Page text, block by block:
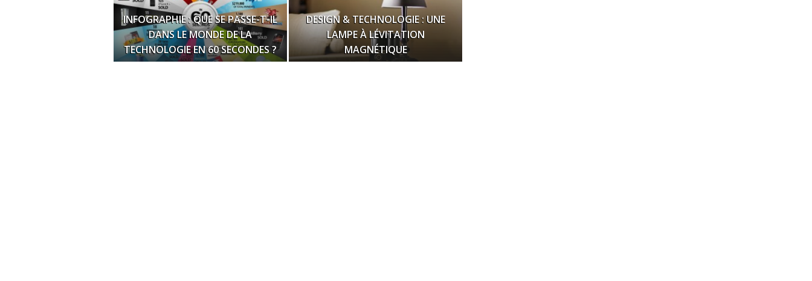
INFOGRAPHIE : QUE SE PASSE-T-IL
DANS LE MONDE DE LA
TECHNOLOGIE EN 60 SECONDES ?
DESIGN & TECHNOLOGIE : UNE
LAMPE À LÉVITATION
MAGNÉTIQUE